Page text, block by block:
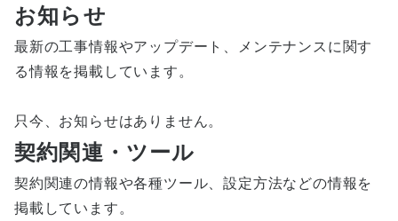
お知らせ
最新の工事情報やアップデート、メンテナンスに関す
る情報を掲載しています。
只今、お知らせはありません。
契約関連・ツール
契約関連の情報や各種ツール、設定方法などの情報を
掲載しています。